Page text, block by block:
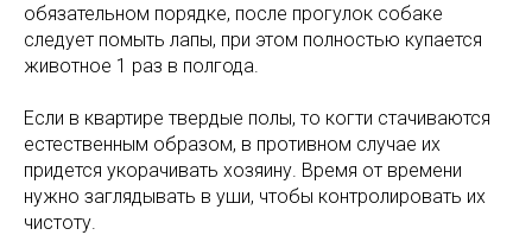
обязательном порядке, после прогулок собаке
следует помыть лапы, при этом полностью купается
животное 1 раз в полгода.
Если в квартире твердые полы, то когти стачиваются
естественным образом, в противном случае их
придется укорачивать хозяину. Время от времени
нужно заглядывать в уши, чтобы контролировать их
чистоту.